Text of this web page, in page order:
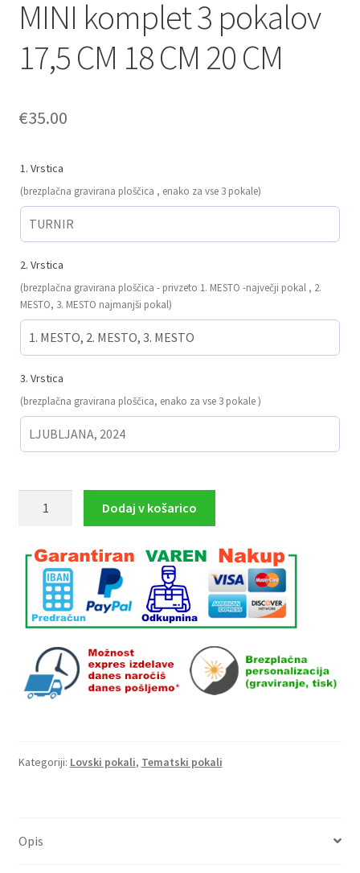
MINI komplet 3 pokalov
17,5 CM 18 CM 20 CM
€35.00
1. Vrstica
(brezplačna gravirana ploščica , enako za vse 3 pokale)
2. Vrstica
(brezplačna gravirana ploščica - privzeto 1. MESTO -največji pokal , 2.
MESTO, 3. MESTO najmanjši pokal)
3. Vrstica
(brezplačna gravirana ploščica, enako za vse 3 pokale )
MINI
komplet
pokalov
18
CM
količina
Dodaj v košarico
Kategoriji: Lovski pokali, Tematski pokali
Opis